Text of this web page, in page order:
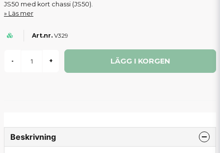
JS50 med kort chassi (JS50).
Läs mer
V329
- + LÄGG I KORGEN
Beskrivning